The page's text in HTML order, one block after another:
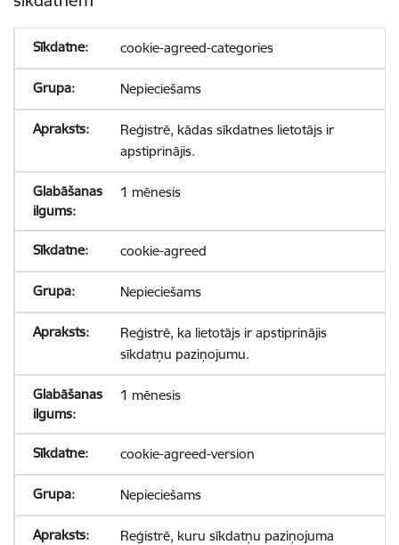
cookie-agreed-categories
Nepieciešams
Reģistrē, kādas sīkdatnes lietotājs ir
apstiprinājis.
1 mēnesis
cookie-agreed
Nepieciešams
Reģistrē, ka lietotājs ir apstiprinājis
sīkdatņu paziņojumu.
1 mēnesis
cookie-agreed-version
Nepieciešams
Reģistrē, kuru sīkdatņu paziņojuma